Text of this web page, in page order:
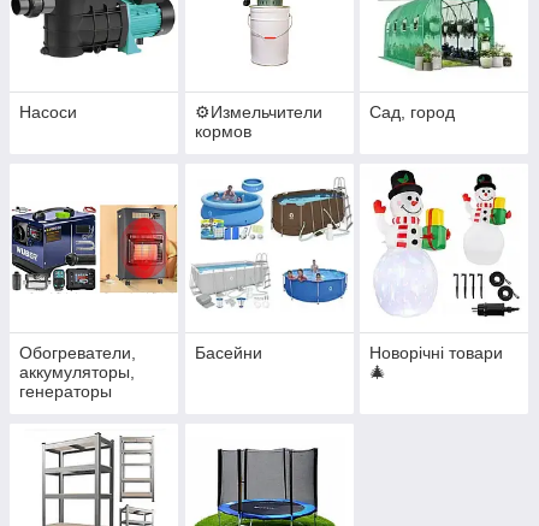
Насоси
⚙️Измельчители
кормов
Сад, город
Обогреватели,
аккумуляторы,
генераторы
Басейни
Новорічні товари
🎄